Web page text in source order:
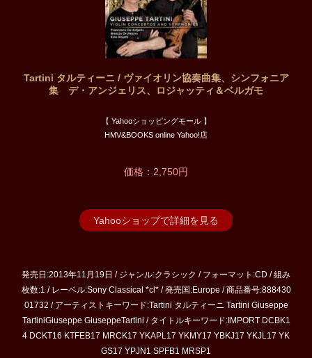
Tartini タルティーニ / ヴァイオリン協奏曲集、シンフォニア
集 デ・アンジェリス、ロジャッティ＆ベルガモ
【 Yahooショッピングモール 】
HMV&BOOKS online Yahoo!店
価格：2,750円
Yahooショップで詳細を見る
発売日:2013年11月19日 / ジャンル:クラシック / フォーマット:CD / 組み
枚数:1 / レーベル:Sony Classical *cl* / 発売国:Europe / 商品番号:888430
01732 / アーティストキーワード:Tartini タルティーニ Tartini Giuseppe
TartiniGiuseppe GiuseppeTartini / タイトルキーワード:IMPORT DCBK1
4 DCKT16 KTFEB17 MRCK17 YKAPL17 YKMY17 YBKJ17 YKJL17 YK
GS17 YPJN1 SPFB1 MRSP1